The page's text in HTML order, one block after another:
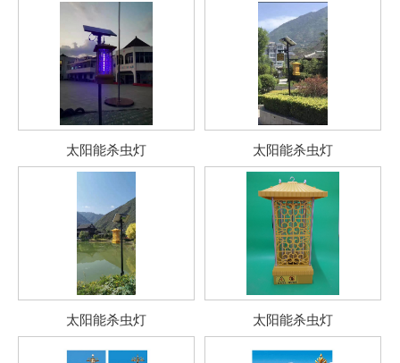
太阳能杀虫灯 太阳能杀虫灯
太阳能杀虫灯 太阳能杀虫灯